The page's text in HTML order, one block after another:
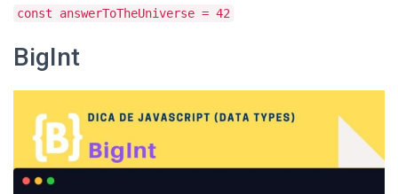
const answerToTheUniverse = 42
BigInt